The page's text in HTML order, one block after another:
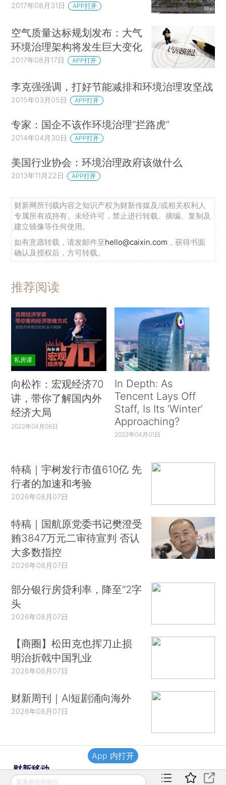
2017年08月31日 APP打开
空气质量达标规划发布：大气
环境治理架构将发生巨大变化
2017年08月17日 APP打开
李克强强调，打好节能减排和环境治理攻坚战
2015年03月05日 APP打开
专家：国企不该作环境治理“拦路虎”
2014年04月30日 APP打开
美国行业协会：环境治理政府该做什么
2013年11月22日 APP打开
财新网所刊载内容之知识产权为财新传媒及/或相关权利人
专属所有或持有。未经许可，禁止进行转载、摘编、复制及
建立镜像等任何使用。
如有意愿转载，请发邮件至hello@caixin.com ，获得书面
确认及授权后，方可转载。
推荐阅读
私房课
向松祚：宏观经济70
讲，带你了解国内外
经济大局
2022年04月06日
In Depth: As
Tencent Lays Off
Staff, Is Its ‘Winter’
Approaching?
2022年04月01日
特稿｜宇树发行市值610亿 先
行者的加速和考验
2026年08月07日
特稿｜国航原党委书记樊澄受
贿3847万元二审待宣判 否认
大多数指控
2026年08月07日
部分银行房贷利率，降至“2字
头
2026年08月07日
【商圈】松田克也挥刀止损
明治折戟中国乳业
2026年08月07日
财新周刊｜AI短剧涌向海外
2026年08月07日
财新移动
发表评论得积分
App 内打开